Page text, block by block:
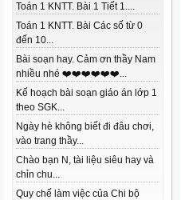
Toán 1 KNTT. Bài 1 Tiết 1....
Toán 1 KNTT. Bài Các số từ 0
đến 10...
Bài soạn hay. Cảm ơn thầy Nam
nhiều nhé ❤️❤️❤️❤️❤️❤️...
Kế hoạch bài soạn giáo án lớp 1
theo SGK...
Ngày hè không biết đi đâu chơi,
vào trang thầy...
Chào bạn N, tài liệu siêu hay và
chỉn chu...
Quy chế làm việc của Chi bộ